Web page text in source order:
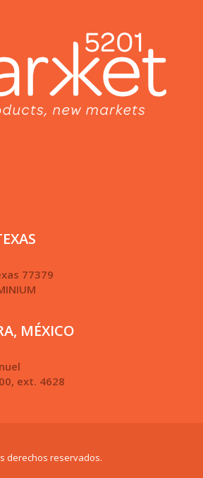
77379
MÉXICO
ext. 4628
derechos reservados.